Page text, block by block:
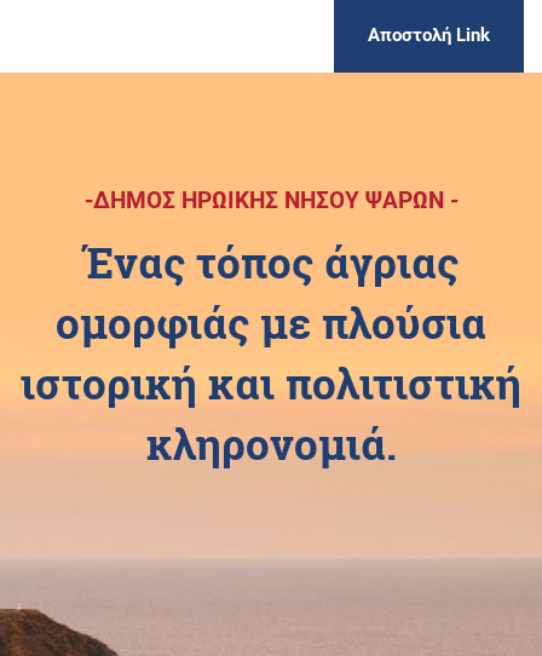
Αποστολή Link
-ΔΗΜΟΣ ΗΡΩΙΚΗΣ ΝΗΣΟΥ ΨΑΡΩΝ -
Ένας τόπος άγριας
ομορφιάς με πλούσια
ιστορική και πολιτιστική
κληρονομιά.